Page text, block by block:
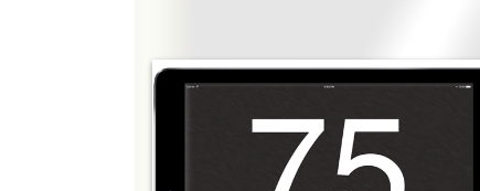
hoger, geschikt bevonden voor gebruikers met
Informatie voor Snelheidsmeter»is het laatst